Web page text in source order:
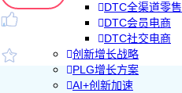
DTC全渠道零售
DTC会员电商
DTC社交电商
创新增长战略
PLG增长方案
AI+创新加速